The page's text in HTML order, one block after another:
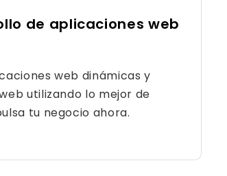
de aplicaciones web
web dinámicas y
utilizando lo mejor de
tu negocio ahora.